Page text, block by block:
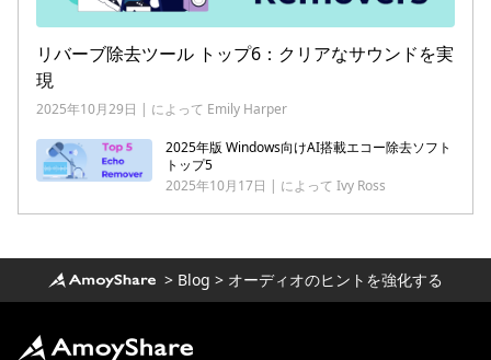
リバーブ除去ツール トップ6：クリアなサウンドを実
現
2025年10月29日 | によって Emily Harper
2025年版 Windows向けAI搭載エコー除去ソフト
トップ5
2025年10月17日 | によって Ivy Ross
> Blog > オーディオのヒントを強化する